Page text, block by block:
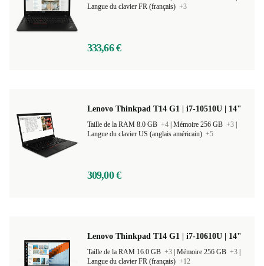
Langue du clavier FR (français) +3
333,66 €
Lenovo Thinkpad T14 G1 | i7-10510U | 14"
Taille de la RAM 8.0 GB +4 Mémoire 256 GB +3
Langue du clavier US (anglais américain) +5
309,00 €
Lenovo Thinkpad T14 G1 | i7-10610U | 14"
Taille de la RAM 16.0 GB +3 Mémoire 256 GB +3
Langue du clavier FR (français) +12